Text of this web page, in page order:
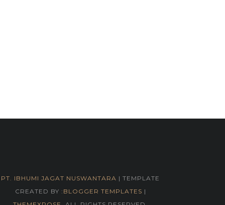
PT. IBHUMI JAGAT NUSWANTARA | TEMPLATE
CREATED BY : BLOGGER TEMPLATES |